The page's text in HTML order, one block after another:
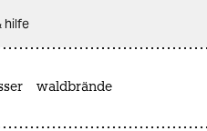
hilfe
waldbrände